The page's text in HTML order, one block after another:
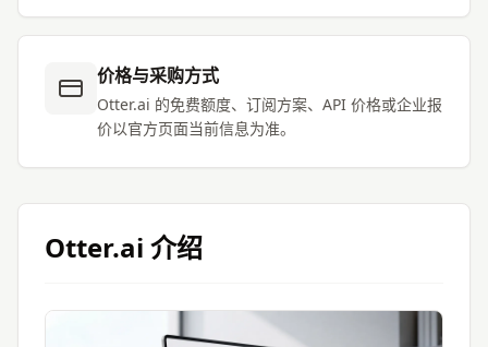
价格与采购方式
Otter.ai 的免费额度、订阅方案、API 价格或企业报
价以官方页面当前信息为准。
Otter.ai 介绍